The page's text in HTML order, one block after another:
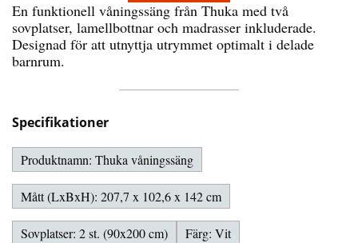
En funktionell våningssäng från Thuka med två
sovplatser, lamellbottnar och madrasser inkluderade.
Designad för att utnyttja utrymmet optimalt i delade
barnrum.
Specifikationer
Produktnamn: Thuka våningssäng
Mått (LxBxH): 207,7 x 102,6 x 142 cm
Sovplatser: 2 st. (90x200 cm) Färg: Vit